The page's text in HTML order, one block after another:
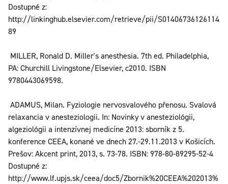
Dostupné z:
http://linkinghub.elsevier.com/retrieve/pii/S01406736126114
89
MILLER, Ronald D. Miller's anesthesia. 7th ed. Philadelphia,
PA: Churchill Livingstone/Elsevier, c2010. ISBN
9780443069598.
ADAMUS, Milan. Fyziologie nervosvalového přenosu. Svalová
relaxancia v anesteziologii. In: Novinky v anesteziológii,
algeziológii a intenzívnej medicíne 2013: sborník z 5.
konference CEEA, konané ve dnech 27.-29.11.2013 v Košicích.
Prešov: Akcent print, 2013, s. 73-78. ISBN: 978-80-89295-52-4
Dostupné z:
http://www.lf.upjs.sk/ceea/doc5/Zbornik%20CEEA%202013%